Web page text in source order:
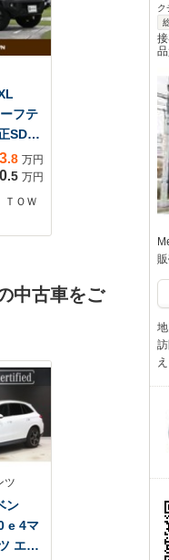
フテ
SDナ
CD
ラ 前
ト サ
.8 万円
.5 万円
ＴＯＷ
中古車をご
ツ
ン
4マ
エデ
ク
接
品